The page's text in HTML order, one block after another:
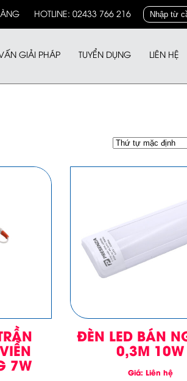
HOTLINE: 02433 766 216
GIẢI PHÁP TUYỂN DỤNG LIÊN HỆ
7W
ĐÈN LED BÁN
0,3M 10W
Giá: Liên hệ